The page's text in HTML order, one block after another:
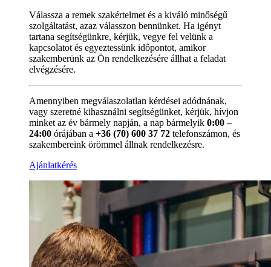
Válassza a remek szakértelmet és a kiváló minőségű
szolgáltatást, azaz válasszon bennünket. Ha igényt
tartana segítségünkre, kérjük, vegye fel velünk a
kapcsolatot és egyeztessünk időpontot, amikor
szakemberünk az Ön rendelkezésére állhat a feladat
elvégzésére.
Amennyiben megválaszolatlan kérdései adódnának,
vagy szeretné kihasználni segítségünket, kérjük, hívjon
minket az év bármely napján, a nap bármelyik 0:00 –
24:00 órájában a +36 (70) 600 37 72 telefonszámon, és
szakembereink örömmel állnak rendelkezésre.
Ajánlatkérés